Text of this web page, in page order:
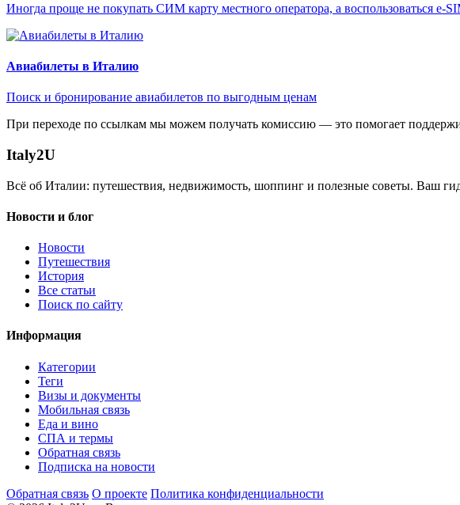
Иногда проще не покупать СИМ карту местного оператора, а воспользоваться e-
Авиабилеты в Италию
Поиск и бронирование авиабилетов по выгодным ценам
При переходе по ссылкам мы можем получать комиссию — это помогает
Italy2U
Всё об Италии: путешествия, недвижимость, шоппинг и полезные советы. Ваш
Новости и блог
Новости
Путешествия
История
Все статьи
Поиск по сайту
Информация
Категории
Теги
Визы и документы
Мобильная связь
Еда и вино
СПА и термы
Обратная связь
Подписка на новости
Обратная связь О проекте Политика конфиденциальности